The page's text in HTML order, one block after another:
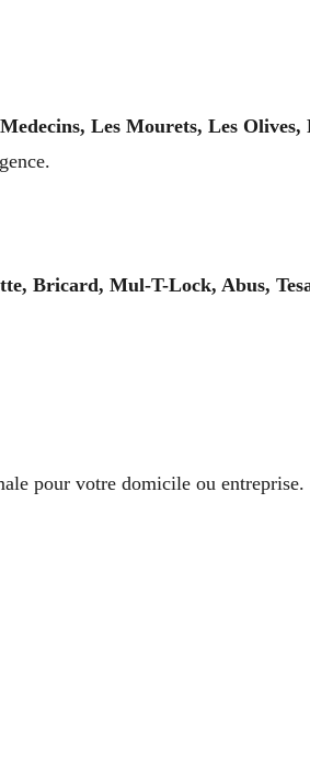
Les Mourets, Les
Bricard, Mul-T-Lock, Abus,
pour votre domicile ou entreprise.